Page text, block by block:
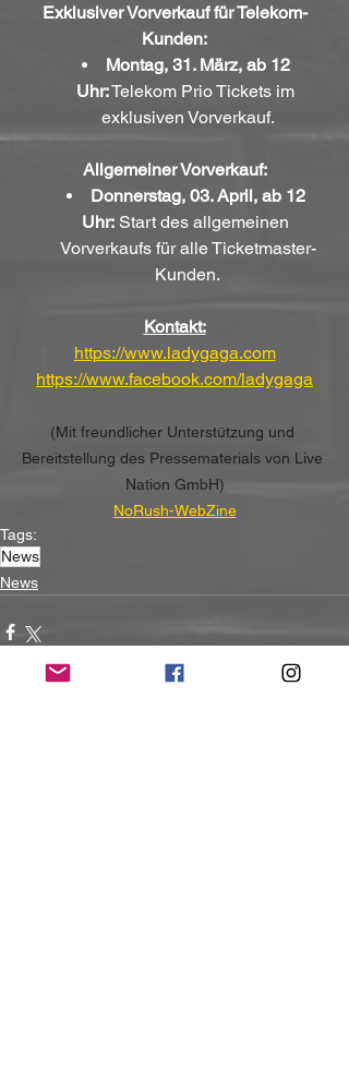
Exklusiver Vorverkauf für Telekom-
Kunden:
Montag, 31. März, ab 12
Uhr: Telekom Prio Tickets im
exklusiven Vorverkauf.
Allgemeiner Vorverkauf:
Donnerstag, 03. April, ab 12
Uhr: Start des allgemeinen
Vorverkaufs für alle Ticketmaster-
Kunden.
Kontakt:
https://www.ladygaga.com
https://www.facebook.com/ladygaga
(Mit freundlicher Unterstützung und
Bereitstellung des Pressematerials von Live
Nation GmbH)
NoRush-WebZine
Tags:
News
News